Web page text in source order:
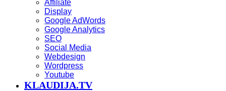
Affiliate
Display
Google AdWords
Google Analytics
SEO
Social Media
Webdesign
Wordpress
Youtube
KLAUDIJA.TV